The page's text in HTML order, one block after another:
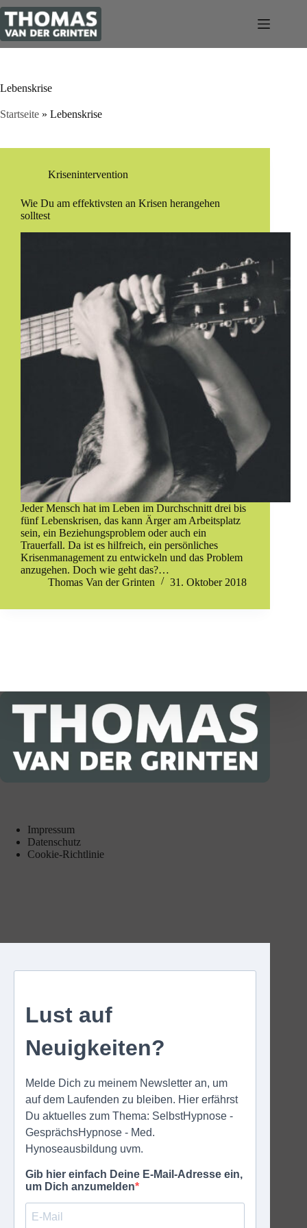
Zum
Inhalt
springen
Lebenskrise
Startseite » Lebenskrise
Krisenintervention
Wie Du am effektivsten an Krisen herangehen
solltest
Jeder Mensch hat im Leben im Durchschnitt drei bis
fünf Lebenskrisen, das kann Ärger am Arbeitsplatz
sein, ein Beziehungsproblem oder auch ein
Trauerfall. Da ist es hilfreich, ein persönliches
Krisenmanagement zu entwickeln und das Problem
anzugehen. Doch wie geht das?…
Thomas Van der Grinten
31. Oktober 2018
Impressum
Datenschutz
Cookie-Richtlinie